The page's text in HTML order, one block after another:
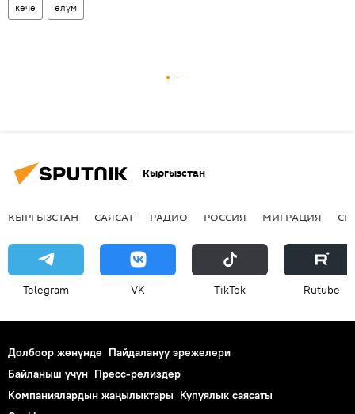
көчө өлүм
Кыргызстан
КЫРГЫЗСТАН САЯСАТ РАДИО РОССИЯ МИГРАЦИЯ
Telegram VK ТikТоk Rutube
Долбоор жөнүндө Пайдалануу эрежелери
Байланыш үчүн Пресс-релиздер
Компаниялардын жаңылыктары Купуялык саясаты